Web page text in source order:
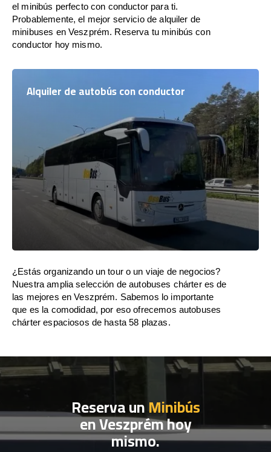
el minibús perfecto con conductor para ti.
Probablemente, el mejor servicio de alquiler de
minibuses en Veszprém. Reserva tu minibús con
conductor hoy mismo.
Alquiler de autobús con conductor
¿Estás organizando un tour o un viaje de negocios?
Nuestra amplia selección de autobuses chárter es de
las mejores en Veszprém. Sabemos lo importante
que es la comodidad, por eso ofrecemos autobuses
chárter espaciosos de hasta 58 plazas.
Reserva unMinibús
en Veszprém hoy
mismo.